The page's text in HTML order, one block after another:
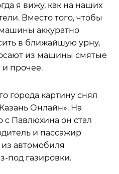
я вижу, как на наших
Вместо того, чтобы
аккуратно
в ближайшую урну,
из машины смятые
и прочее.
города картину снял
Онлайн». На
с Павлюхина он стал
и пассажир
автомобиля
под газировки.